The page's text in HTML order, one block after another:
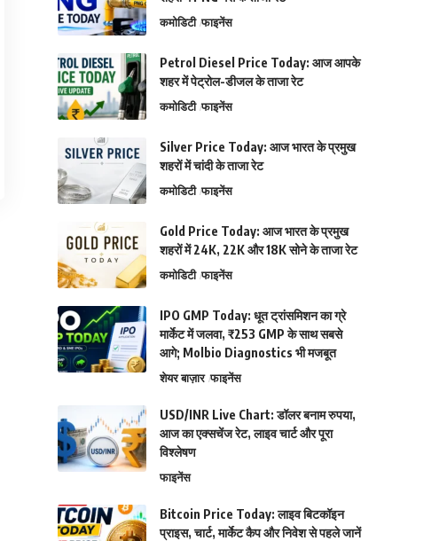
कमोडिटी फाइनेंस
Petrol Diesel Price Today: आज आपके
शहर में पेट्रोल-डीजल के ताजा रेट
कमोडिटी फाइनेंस
Silver Price Today: आज भारत के प्रमुख
शहरों में चांदी के ताजा रेट
कमोडिटी फाइनेंस
Gold Price Today: आज भारत के प्रमुख
शहरों में 24K, 22K और 18K सोने के ताजा रेट
कमोडिटी फाइनेंस
IPO GMP Today: धूत ट्रांसमिशन का ग्रे
मार्केट में जलवा, ₹253 GMP के साथ सबसे
आगे; Molbio Diagnostics भी मजबूत
शेयर बाज़ार फाइनेंस
USD/INR Live Chart: डॉलर बनाम रुपया,
आज का एक्सचेंज रेट, लाइव चार्ट और पूरा
विश्लेषण
फाइनेंस
Bitcoin Price Today: लाइव बिटकॉइन
प्राइस, चार्ट, मार्केट कैप और निवेश से पहले जानें